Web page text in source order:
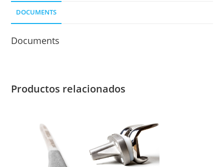
DE
CLAVO
MM.
DOCUMENTS
Documents
Productos relacionados